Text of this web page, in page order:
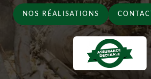
NOS RÉALISATIONS